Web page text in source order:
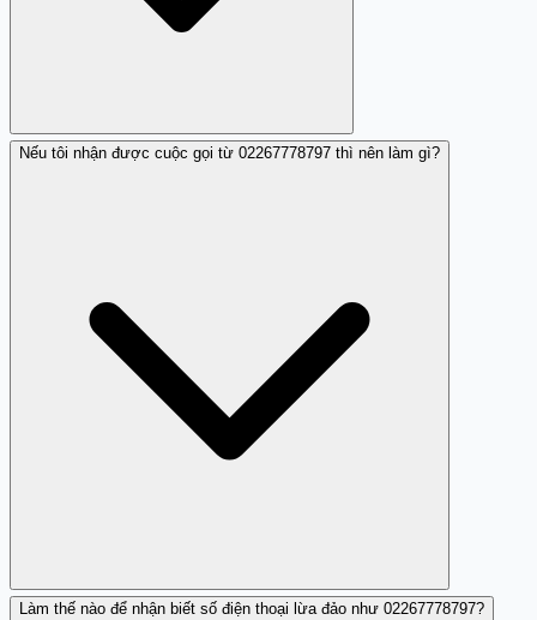
Số này lừa đảo bằng cách yêu cầu người dùng chuyển
Nếu tôi nhận được cuộc gọi từ 02267778797 thì nên làm gì?
Làm thế nào để nhận biết số điện thoại lừa đảo như 02267778797?